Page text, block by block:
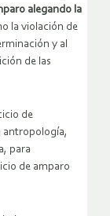
alegando la
la violación de
y al
de las
de
antropología,
para
de amparo